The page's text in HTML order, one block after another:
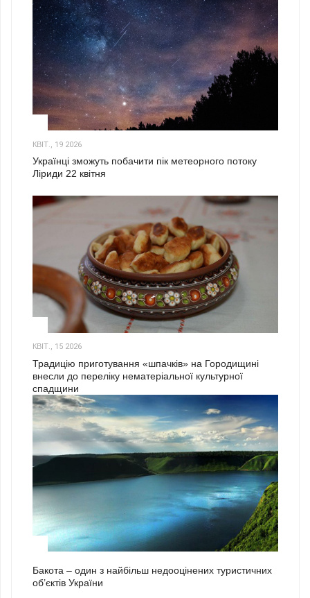
КВІТ., 19 2026
Українці зможуть побачити пік метеорного потоку
Ліриди 22 квітня
КВІТ., 15 2026
Традицію приготування «шпачків» на Городищині
внесли до переліку нематеріальної культурної
спадщини
Бакота – один з найбільш недооцінених туристичних
об’єктів України